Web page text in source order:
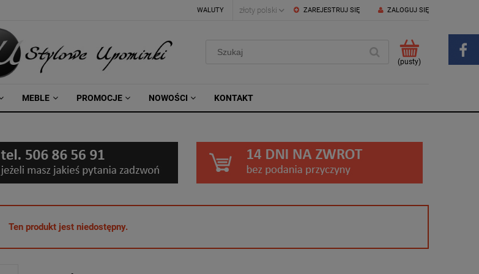
ZAREJESTRUJ SIĘ ZALOGUJ SIĘ
WALUTY
(pusty)
MEBLE PROMOCJE NOWOŚCI KONTAKT
Ten produkt jest niedostępny.